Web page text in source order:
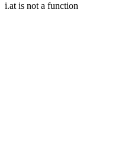
i.at is not a function